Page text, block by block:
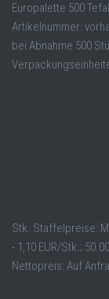
Europalette 500
Artikelnummer:
bei Abnahme 500
Stk. Staffelpreise:
- 1,10 EUR/Stk.;
Nettopreis: Auf